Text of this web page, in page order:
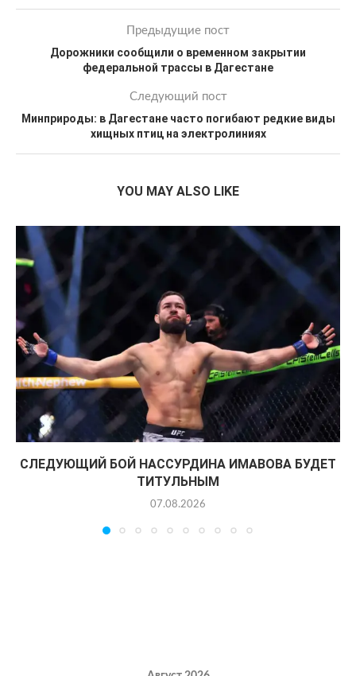
Предыдущие пост
Дорожники сообщили о временном закрытии
федеральной трассы в Дагестане
Следующий пост
Минприроды: в Дагестане часто погибают редкие виды
хищных птиц на электролиниях
YOU MAY ALSO LIKE
СЛЕДУЮЩИЙ БОЙ НАССУРДИНА ИМАВОВА БУДЕТ
ТИТУЛЬНЫМ
07.08.2026